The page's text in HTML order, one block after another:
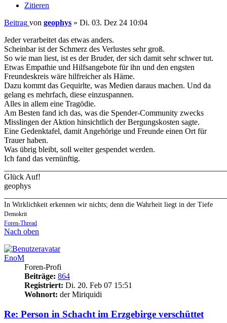
Zitieren
Beitrag von geophys » Di. 03. Dez 24 10:04
Jeder verarbeitet das etwas anders.
Scheinbar ist der Schmerz des Verlustes sehr groß.
So wie man liest, ist es der Bruder, der sich damit sehr schwer tut.
Etwas Empathie und Hilfsangebote für ihn und den engsten
Freundeskreis wäre hilfreicher als Häme.
Dazu kommt das Gequirlte, was Medien daraus machen. Und da
gelang es mehrfach, diese einzuspannen.
Alles in allem eine Tragödie.
Am Besten fand ich das, was die Spender-Community zwecks
Misslingen der Aktion hinsichtlich der Bergungskosten sagte.
Eine Gedenktafel, damit Angehörige und Freunde einen Ort für
Trauer haben.
Was übrig bleibt, soll weiter gespendet werden.
Ich fand das vernünftig.
Glück Auf!
geophys
In Wirklichkeit erkennen wir nichts; denn die Wahrheit liegt in der Tiefe
Demokrit
Foren-Thread
Nach oben
EnoM
Foren-Profi
Beiträge: 864
Registriert: Di. 20. Feb 07 15:51
Wohnort: der Miriquidi
Re: Person in Schacht im Erzgebirge verschüttet